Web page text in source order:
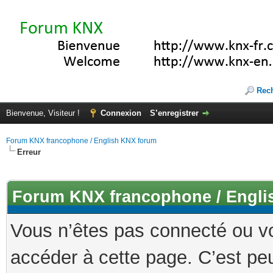
Bienvenue, Visiteur ! Connexion S’enregistrer
Forum KNX francophone / English KNX forum
Erreur
Forum KNX francophone /
Vous n’êtes pas connecté ou
accéder à cette page. C’est